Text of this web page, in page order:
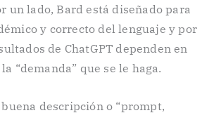
un lado, Bard está diseñado para
y correcto del lenguaje y por
de ChatGPT dependen en
“demanda” que se le haga.
descripción o “prompt,